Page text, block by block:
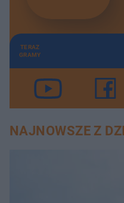
TERAZ
GRAMY
NAJNOWSZE Z